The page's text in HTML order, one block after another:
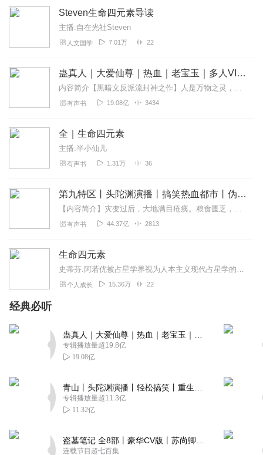
Steven生命四元素导读
主播:自在光社Steven
人文国学 7.01万 22
蛊真人｜大爱仙尊｜热血｜老宝玉｜多人VIP免费有声剧
内容简介【黑暗文反派流封神之作】人是万物之灵，蛊是天地真精。一个穿越者不断重生的故事。一个养蛊、炼蛊、用蛊的奇特世界。配音组（男角色）老宝玉旁白...
有声书 19.08亿 3434
全｜生命四元素
主播:半小仙儿
有声书 1.31万 36
第九特区丨头陀渊演播丨搞笑热血都市丨伪戒丨VIP免费多人有声剧
【内容简介】灾变过后，大地满目疮痍。粮食匮乏，资源紧俏，局势混乱……一位从待规划区杀出来的青年，背对着漫天黄沙，孤身来到九区谋生，却不曾想偶然结识三五好友，一念...
有声书 44.37亿 2813
生命四元素
史蒂芬.阿若优被占星学界视为人本主义现代占星学的先驱。本书是获得高度回响的现代占星学著作。
个人成长 15.36万 22
经典必听
专辑播放量超19.8亿
19.08亿
专辑播放量超11.3亿
11.32亿
连载节目超七百集